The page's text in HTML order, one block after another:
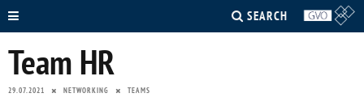
SEARCH
Team HR
29.07.2021 NETWORKING TEAMS